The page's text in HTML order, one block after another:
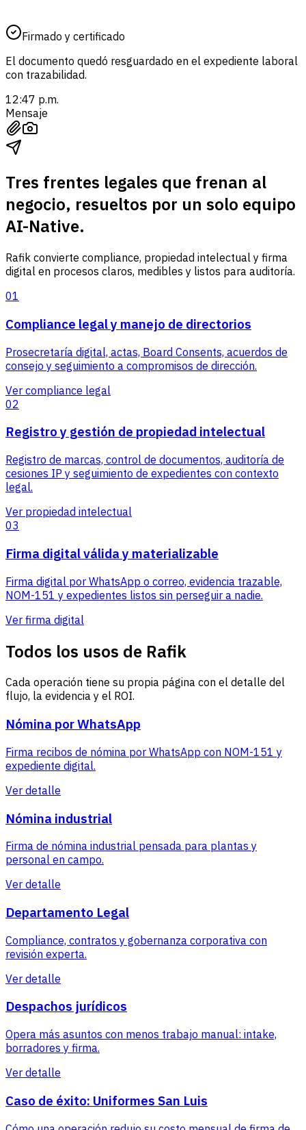
Firmado y certificado
El documento quedó resguardado en el expediente laboral
con trazabilidad.
12:47 p.m.
Mensaje
Tres frentes legales que frenan al
negocio, resueltos por un solo equipo
AI-Native.
Rafik convierte compliance, propiedad intelectual y firma
digital en procesos claros, medibles y listos para auditoría.
01
Compliance legal y manejo de directorios
Prosecretaría digital, actas, Board Consents, acuerdos de
consejo y seguimiento a compromisos de dirección.
Ver compliance legal
02
Registro y gestión de propiedad intelectual
Registro de marcas, control de documentos, auditoría de
cesiones IP y seguimiento de expedientes con contexto
legal.
Ver propiedad intelectual
03
Firma digital válida y materializable
Firma digital por WhatsApp o correo, evidencia trazable,
NOM-151 y expedientes listos sin perseguir a nadie.
Ver firma digital
Todos los usos de Rafik
Cada operación tiene su propia página con el detalle del
flujo, la evidencia y el ROI.
Nómina por WhatsApp
Firma recibos de nómina por WhatsApp con NOM-151 y
expediente digital.
Ver detalle
Nómina industrial
Firma de nómina industrial pensada para plantas y
personal en campo.
Ver detalle
Departamento Legal
Compliance, contratos y gobernanza corporativa con
revisión experta.
Ver detalle
Despachos jurídicos
Opera más asuntos con menos trabajo manual: intake,
borradores y firma.
Ver detalle
Caso de éxito: Uniformes San Luis